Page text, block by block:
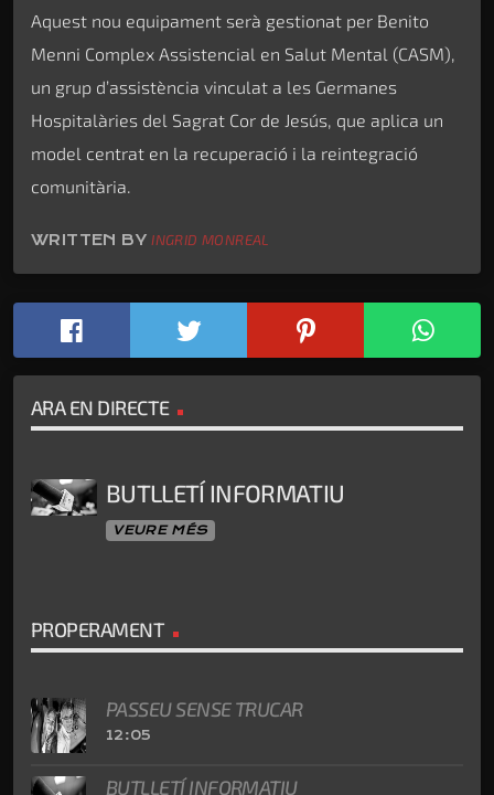
Aquest nou equipament serà gestionat per Benito
Menni Complex Assistencial en Salut Mental (CASM),
un grup d’assistència vinculat a les Germanes
Hospitalàries del Sagrat Cor de Jesús, que aplica un
model centrat en la recuperació i la reintegració
comunitària.
WRITTEN BYINGRID MONREAL
ARA EN DIRECTE
BUTLLETÍ INFORMATIU
VEURE MÉS
PROPERAMENT
PASSEU SENSE TRUCAR
12:05
BUTLLETÍ INFORMATIU